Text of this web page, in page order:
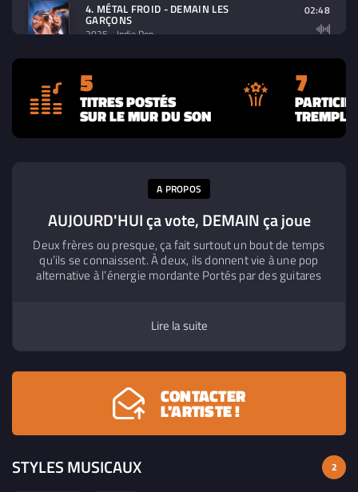
4. MÉTAL FROID - DEMAIN LES
GARÇONS
2025 - Indie Pop
02:48
5. DEPUIS - DEMAIN LES GARÇONS
2025 - Indie Pop
03:06
5
TITRES POSTÉS
SUR LE MUR DU SON
7
A PROPOS
AUJOURD'HUI ça vote, DEMAIN ça joue
Deux frères ou presque, ça fait surtout un bout de temps
qu’ils se connaissent. À deux, ils donnent vie à une pop
alternative à l’énergie mordante Portés par des guitares
d’autostoppeuse charismatique, ou entre libido et
catastrophe climatique que se dessinent leurs titres. alors
demain ? vous devez avoir deviné
Lire la suite
CONTACTER
L'ARTISTE !
STYLES MUSICAUX 2